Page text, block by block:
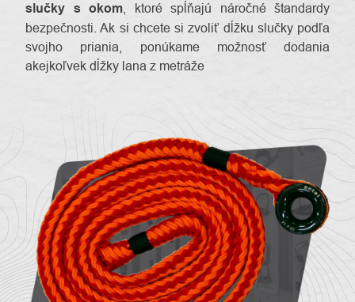
slučky s okom , ktoré spĺňajú náročné štandardy
bezpečnosti. Ak si chcete si zvoliť dĺžku slučky podľa
svojho priania, ponúkame možnosť dodania
akejkoľvek dĺžky lana z metráže